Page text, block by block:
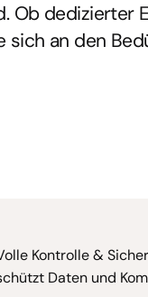
dedizierter
an den
Kontrolle &
Daten und